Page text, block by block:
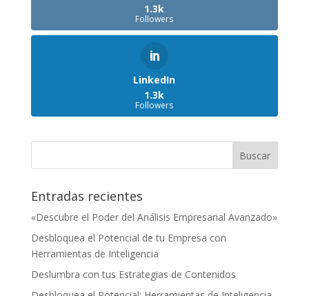
1.3k
Followers
LinkedIn
1.3k
Followers
Entradas recientes
«Descubre el Poder del Análisis Empresarial Avanzado»
Desbloquea el Potencial de tu Empresa con
Herramientas de Inteligencia
Deslumbra con tus Estrategias de Contenidos